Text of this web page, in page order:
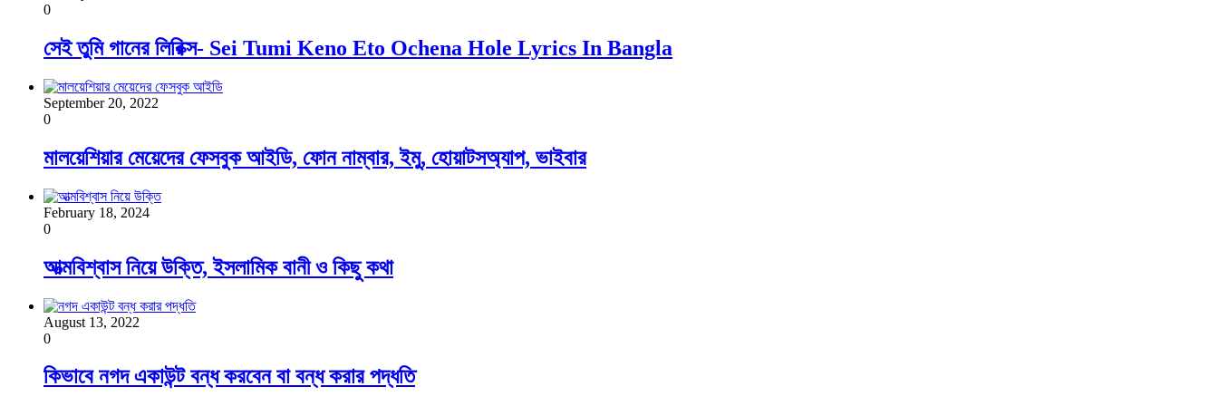
0
সেই তুমি গানের লিরিক্স- Sei Tumi Keno Eto Ochena Hole Lyrics In Bangla
September 20, 2022
0
মালয়েশিয়ার মেয়েদের ফেসবুক আইডি, ফোন নাম্বার, ইমু, হোয়াটসঅ্যাপ, ভাইবার
February 18, 2024
0
আত্মবিশ্বাস নিয়ে উক্তি, ইসলামিক বানী ও কিছু কথা
August 13, 2022
0
কিভাবে নগদ একাউন্ট বন্ধ করবেন বা বন্ধ করার পদ্ধতি